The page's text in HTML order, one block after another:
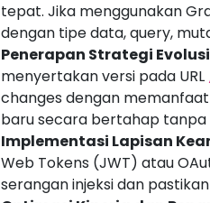
tepat. Jika menggunakan
dengan tipe data, query,
Penerapan Strategi
menyertakan versi pada URL
changes dengan
baru secara bertahap tanpa
Implementasi Lapisan
Web Tokens (JWT) atau
serangan injeksi dan